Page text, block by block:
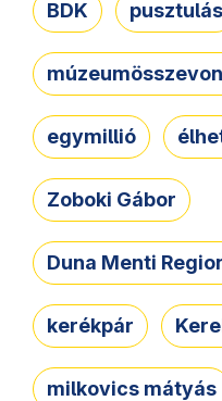
BDK pusztulás
egymillió
Zoboki Gábor
Duna Menti
kerékpár
milkovics mátyás